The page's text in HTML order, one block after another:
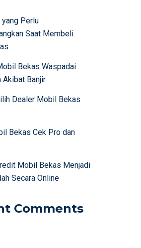
Perlu
Saat Membeli
Bekas Waspadai
Akibat Banjir
Dealer Mobil Bekas
Bekas Cek Pro dan
Mobil Bekas Menjadi
Secara Online
Comments